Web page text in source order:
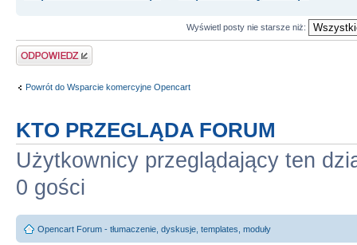
Wyświetl posty nie starsze niż:
Odpowiedz
Powrót do Wsparcie komercyjne Opencart
KTO PRZEGLĄDA FORUM
Użytkownicy przeglądający ten
0 gości
Opencart Forum - tłumaczenie, dyskusje, templates, moduły